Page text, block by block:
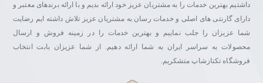
داشتیم بهترین خدمات را به مشتریان عزیز خود ارائه بدیم و با ارائه برندهای معتبر و
دارای گارنتی های اصلی و خدمات رسان به مشتریان عزیز تلاش داشته ایم رضایت
شما عزیزان را جلب نماییم و بهترین خدمات را در زمینه فروش و ارسال
محصولات به سراسر ایران به شما ارائه دهیم. از شما عزیزان بابت انتخاب
فروشگاه تکتازشاپ متشکریم.